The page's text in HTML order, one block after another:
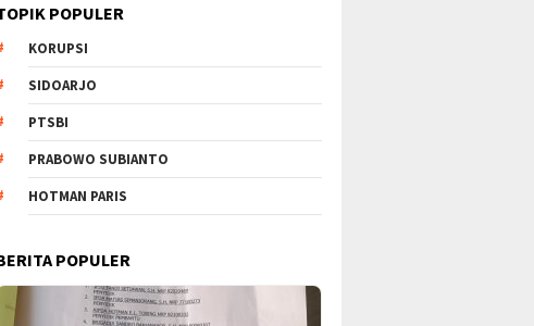
POPULER
KORUPSI
SIDOARJO
PTSBI
PRABOWO SUBIANTO
HOTMAN PARIS
POPULER